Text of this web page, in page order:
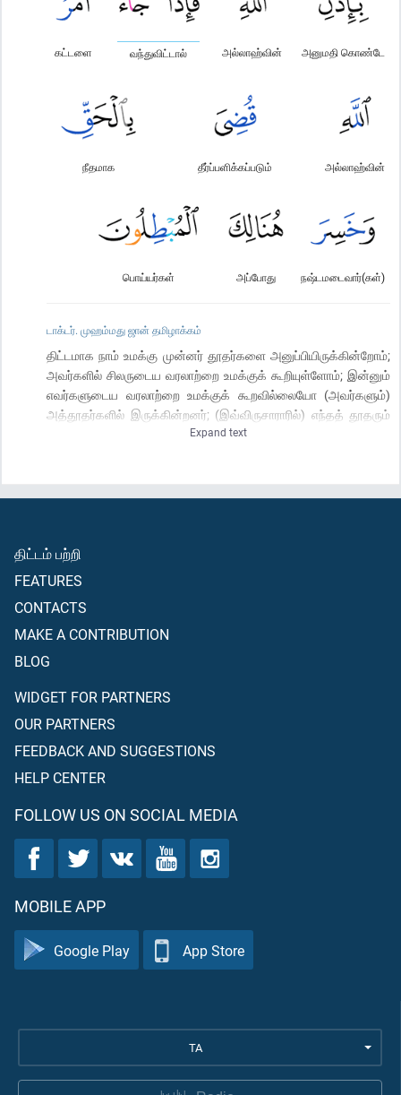
அனுமதி கொண்டே
அல்லாஹ்வின்
வந்துவிட்டால்
கட்டளை
அல்லாஹ்வின்
தீர்ப்பளிக்கப்படும்
நீதமாக
நஷ்டமடைவார்(கள்)
அப்போது
பொய்யர்கள்
டாக்டர். முஹம்மது ஜான் தமிழாக்கம்
திட்டமாக நாம் உமக்கு முன்னர் தூதர்களை அனுப்பியிருக்கின்றோம்;
அவர்களில் சிலருடைய வரலாற்றை உமக்குக் கூறியுள்ளோம்; இன்னும்
எவர்களுடைய வரலாற்றை உமக்குக் கூறவில்லையோ (அவர்களும்)
அத்தூதர்களில் இருக்கின்றனர்; (இவ்விருசாராரில்) எந்தத் தூதரும்
அல்லாஹ்வின் அனுமதியின்றி எந்த அத்தாட்சியையும் கொண்டு
Expand text
திட்டம் பற்றி
FEATURES
CONTACTS
MAKE A CONTRIBUTION
BLOG
WIDGET FOR PARTNERS
OUR PARTNERS
FEEDBACK AND SUGGESTIONS
HELP CENTER
FOLLOW US ON SOCIAL MEDIA
MOBILE APP
Google Play App Store
TA